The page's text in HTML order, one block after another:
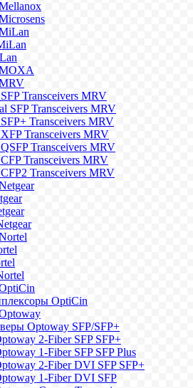
Transceivers MRV
SFP Transceivers MRV
Transceivers MRV
Transceivers MRV
Transceivers MRV
Transceivers MRV
Transceivers MRV
OptiCin
Optoway SFP/SFP+
2-Fiber SFP SFP+
1-Fiber SFP SFP Plus
2-Fiber DVI SFP SFP+
1-Fiber DVI SFP